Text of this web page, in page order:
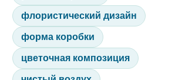
флористический дизайн
форма коробки
цветочная композиция